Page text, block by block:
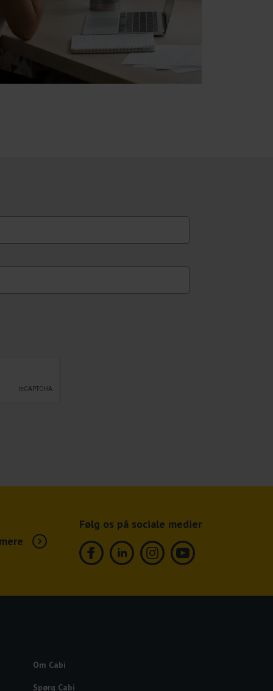
Følg os på sociale medier
Om Cabi
Spørg Cabi